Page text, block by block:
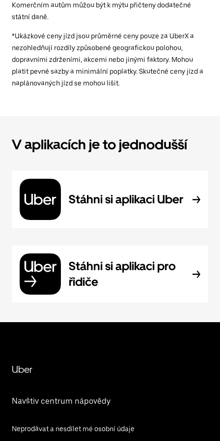
Komerčním autům můžou být k mýtu přičteny dodatečné
státní daně.
*Ukázkové ceny jízd jsou průměrné ceny pouze za UberX a
nezohledňují rozdíly způsobené geografickou polohou,
dopravními zdrženími, akcemi nebo jinými faktory. Mohou
platit pevné sazby a minimální poplatky. Skutečné ceny jízd a
naplánovaných jízd se mohou lišit.
V aplikacích je to jednodušší
Stáhni si aplikaci Uber
Stáhni si aplikaci pro
řidiče
Uber
Navštiv centrum nápovědy
Neprodávat a nesdílet mé osobní údaje